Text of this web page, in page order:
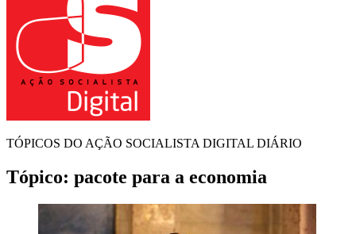
TÓPICOS DO AÇÃO SOCIALISTA DIGITAL DIÁRIO
Tópico: pacote para a economia